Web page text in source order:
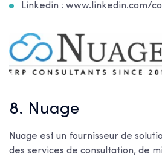
Linkedin : www.linkedin.com/
8. Nuage
Nuage est un fournisseur de
des services de consultation, de